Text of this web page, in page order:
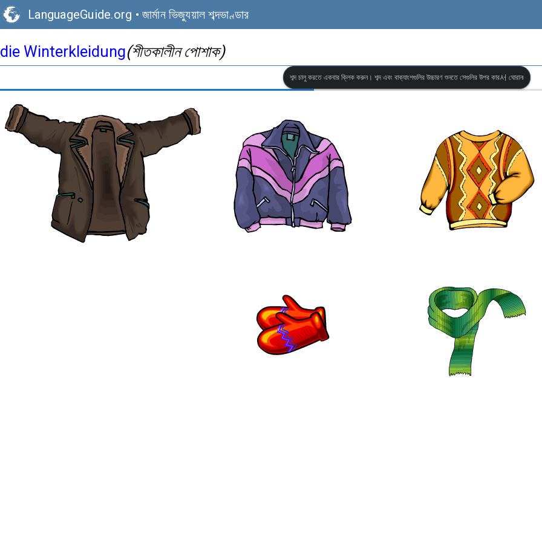
LanguageGuide.org • জার্মান ভিজ্যুয়াল শব্দভাণ্ডার
die Winterkleidung(শীতকালীন পোশাক)
শব্দ চালু করতে একবার ক্লিক করুন। শব্দ এবং বাক্যাংশগুলির উচ্চারণ শুনতে সেগুলির উপর কার서 ঘোরান৷